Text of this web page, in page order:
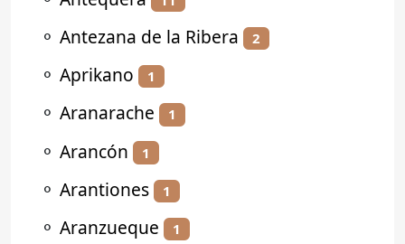
⚬ Antezana de la Ribera 2
⚬ Aprikano 1
⚬ Aranarache 1
⚬ Arancón 1
⚬ Arantiones 1
⚬ Aranzueque 1